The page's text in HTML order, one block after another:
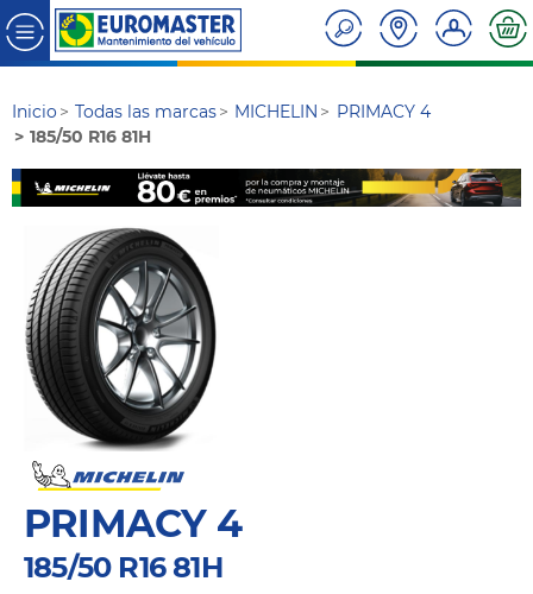
Inicio Todas las marcas MICHELIN
PRIMACY 4
185/50 R16 81H
PRIMACY 4
185/50 R16 81H